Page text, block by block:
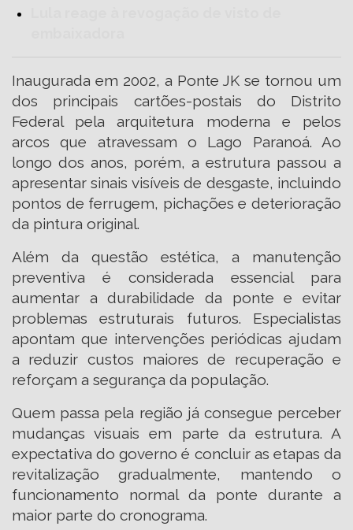
Inaugurada em 2002, a Ponte JK se tornou um
dos principais cartões-postais do Distrito
Federal pela arquitetura moderna e pelos
arcos que atravessam o Lago Paranoá. Ao
longo dos anos, porém, a estrutura passou a
apresentar sinais visíveis de desgaste, incluindo
pontos de ferrugem, pichações e deterioração
da pintura original.
Além da questão estética, a manutenção
preventiva é considerada essencial para
aumentar a durabilidade da ponte e evitar
problemas estruturais futuros. Especialistas
apontam que intervenções periódicas ajudam
a reduzir custos maiores de recuperação e
reforçam a segurança da população.
Quem passa pela região já consegue perceber
mudanças visuais em parte da estrutura. A
expectativa do governo é concluir as etapas da
revitalização gradualmente, mantendo o
funcionamento normal da ponte durante a
maior parte do cronograma.